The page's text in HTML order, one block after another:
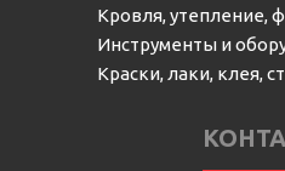
Кровля, утепление,
Инструменты и
Краски, лаки, клея,